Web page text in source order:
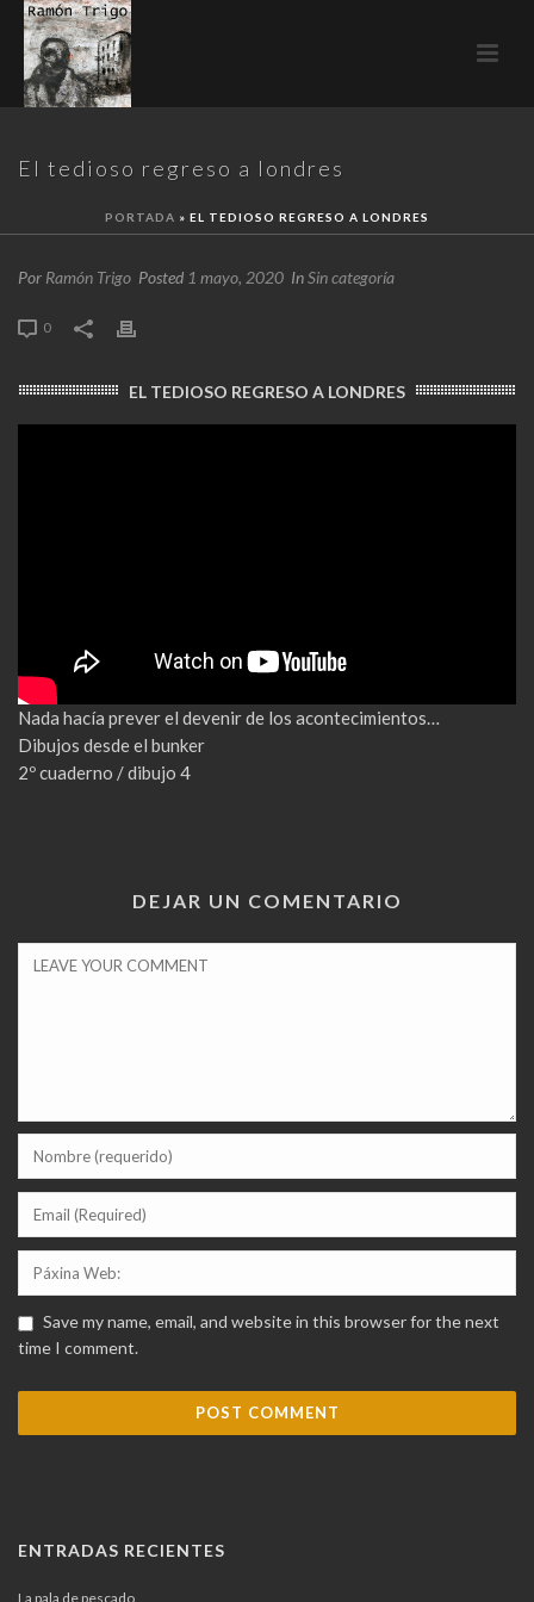
El tedioso regreso a londres
PORTADA » EL TEDIOSO REGRESO A LONDRES
Por Ramón Trigo Posted 1 mayo, 2020 InSin categoría
0
EL TEDIOSO REGRESO A LONDRES
Nada hacía prever el devenir de los acontecimientos…
Dibujos desde el bunker
2º cuaderno / dibujo 4
DEJAR UN COMENTARIO
Save my name, email, and website in this browser for the next
time I comment.
ENTRADAS RECIENTES
La pala de pescado